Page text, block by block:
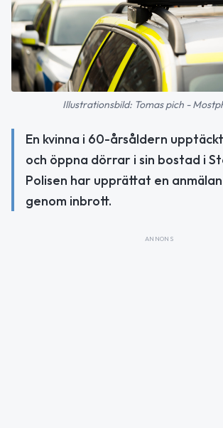
Illustrationsbild: Tomas pich -
En kvinna i 60-årsåldern
och öppna dörrar i sin bostad i
Polisen har upprättat en
genom inbrott.
ANNONS